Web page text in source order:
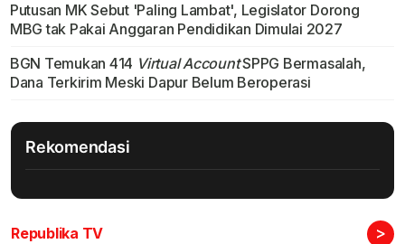
Putusan MK Sebut 'Paling Lambat', Legislator Dorong
MBG tak Pakai Anggaran Pendidikan Dimulai 2027
BGN Temukan 414 Virtual AccountSPPG Bermasalah,
Dana Terkirim Meski Dapur Belum Beroperasi
Rekomendasi
Republika TV >